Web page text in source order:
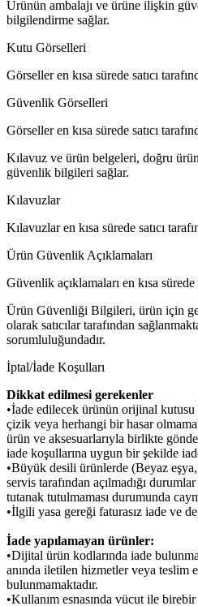
Ürünün ambalajı ve ürüne ilişkin
bilgilendirme sağlar.
Kutu Görselleri
Görseller en kısa sürede satıcı
Güvenlik Görselleri
Görseller en kısa sürede satıcı
Kılavuz ve ürün belgeleri, doğru
güvenlik bilgileri sağlar.
Kılavuzlar
Kılavuzlar en kısa sürede satıcı
Ürün Güvenlik Açıklamaları
Güvenlik açıklamaları en kısa sürede
Ürün Güvenliği Bilgileri, ürün için
olarak satıcılar tarafından
sorumluluğundadır.
İptal/İade Koşulları
Dikkat edilmesi gerekenler
•İade edilecek ürünün orijinal kutusu
çizik veya herhangi bir hasar
ürün ve aksesuarlarıyla birlikte
iade koşullarına uygun bir şekilde
•Büyük desili ürünlerde (Beyaz
servis tarafından açılmadığı
tutanak tutulmaması durumunda
•İlgili yasa gereği faturasız iade ve
İade yapılamayan ürünler:
•Dijital ürün kodlarında iade
anında iletilen hizmetler veya teslim
bulunmamaktadır.
•Kullanım esnasında vücut ile